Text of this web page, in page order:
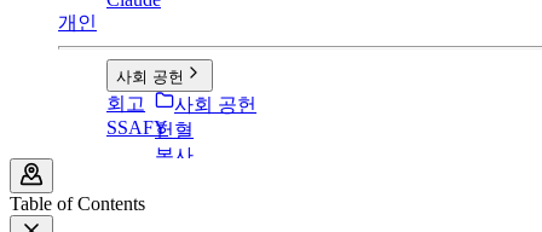
개인
사회 공헌
사회 공헌
헌혈
봉사
회고
SSAFY
Table of Contents